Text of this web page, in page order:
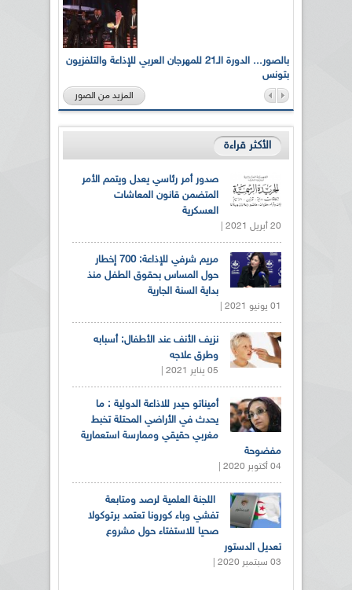
بالصور... الدورة الـ21 للمهرجان العربي للإذاعة والتلفزيون
بتونس
المزيد من الصور
الأكثر قراءة
صدور أمر رئاسي يعدل ويتمم الأمر
المتضمن قانون المعاشات
العسكرية
20 أبريل 2021 |
مريم شرفي للإذاعة: 700 إخطار
حول المساس بحقوق الطفل منذ
بداية السنة الجارية
01 يونيو 2021 |
نزيف الأنف عند الأطفال: أسبابه
وطرق علاجه
05 يناير 2021 |
أميناتو حيدر للاذاعة الدولية : ما
يحدث في الأراضي المحتلة تخبط
مغربي حقيقي وممارسة استعمارية
مفضوحة
04 أكتوبر 2020 |
اللجنة العلمية لرصد ومتابعة
تفشي وباء كورونا تعتمد برتوكولا
صحيا للاستفتاء حول مشروع
تعديل الدستور
03 سبتمبر 2020 |